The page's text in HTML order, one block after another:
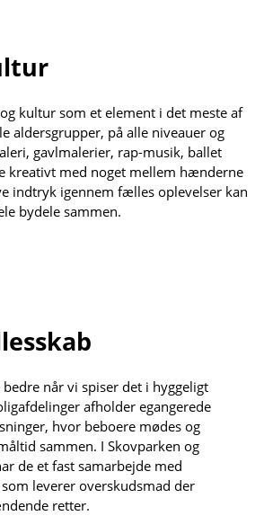
kultur som et element i det meste af
aldersgrupper, på alle niveauer og
gavlmalerier, rap-musik, ballet
kreativt med noget mellem hænderne
indtryk igennem fælles oplevelser kan
bydele sammen.
når vi spiser det i hyggeligt
afholder egangerede
hvor beboere mødes og
sammen. I Skovparken og
de et fast samarbejde med
leverer overskudsmad der
retter.